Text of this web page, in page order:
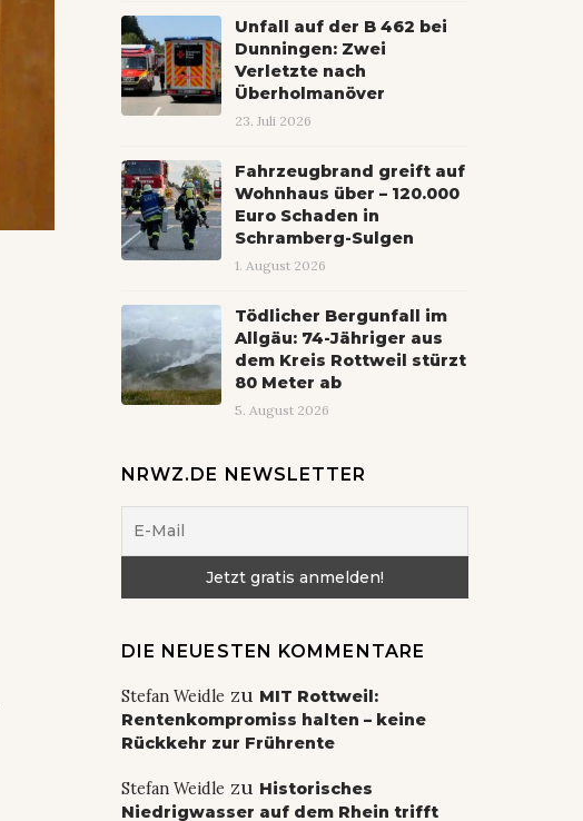
Unfall auf der B 462 bei
Dunningen: Zwei
Verletzte nach
Überholmanöver
23. Juli 2026
Fahrzeugbrand greift auf
Wohnhaus über – 120.000
Euro Schaden in
Schramberg-Sulgen
1. August 2026
Tödlicher Bergunfall im
Allgäu: 74-Jähriger aus
dem Kreis Rottweil stürzt
80 Meter ab
5. August 2026
NRWZ.DE NEWSLETTER
DIE NEUESTEN KOMMENTARE
Stefan Weidle zu MIT Rottweil:
Rentenkompromiss halten – keine
Rückkehr zur Frührente
Stefan Weidle zu Historisches
Niedrigwasser auf dem Rhein trifft